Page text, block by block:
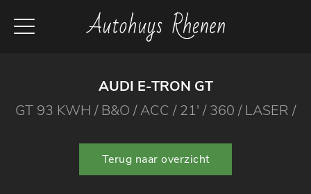
AUDI E-TRON GT
GT 93 KWH / B&O / ACC / 21' / 360 / LASER /
Terug naar overzicht